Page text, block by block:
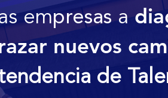
empresasa
nuevos
de